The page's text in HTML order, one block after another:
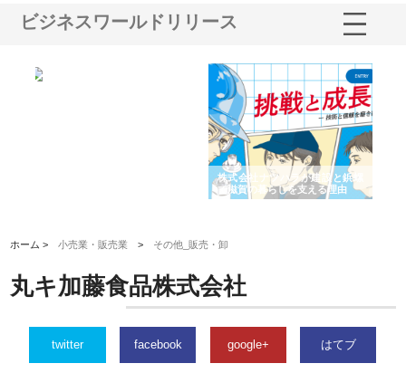
ビジネスワールドリリース
株式会社ナツハラが建設と鋲螺
で滋賀の暮らしを支える理由
ホーム >小売業・販売業 > その他_販売・卸
丸キ加藤食品株式会社
twitter facebook google+ はてブ